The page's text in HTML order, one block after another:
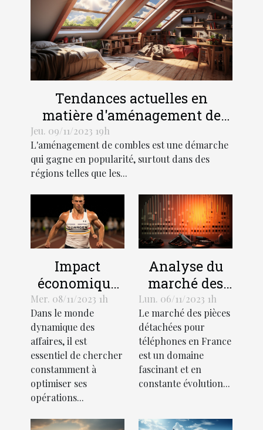
Tendances actuelles en
matière d'aménagement de
combles dans les régions
Hauts-de-France et Grand Est
Jeu. 09/11/2023 19h
L'aménagement de combles est une démarche
qui gagne en popularité, surtout dans des
régions telles que les...
Impact
économique
de
l'optimisation
des affaires
Mer. 08/11/2023 1h
Dans le monde
dynamique des
affaires, il est
essentiel de chercher
constamment à
optimiser ses
opérations...
Analyse du
marché des
pièces
détachées
pour
téléphones en
France
Lun. 06/11/2023 1h
Le marché des pièces
détachées pour
téléphones en France
est un domaine
fascinant et en
constante évolution...